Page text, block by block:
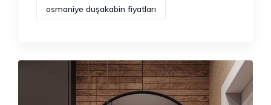
osmaniye duşakabin fiyatları